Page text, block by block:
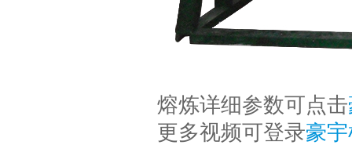
熔炼详细参数可点击
更多视频可登录豪